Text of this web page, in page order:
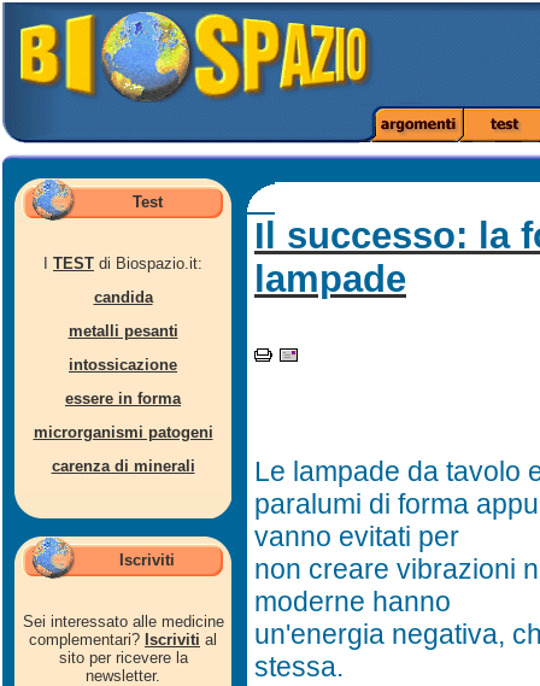
Test
TEST di Biospazio.it:
candida
metalli pesanti
intossicazione
essere in forma
microrganismi patogeni
carenza di minerali
Iscriviti
Sei interessato alle medicine
complementari? Iscriviti al
sito per ricevere la
newsletter.
Il successo: la
lampade
Le lampade da tavolo
paralumi di forma
vanno evitati per
non creare vibrazioni
moderne hanno
un'energia negativa,
stessa.